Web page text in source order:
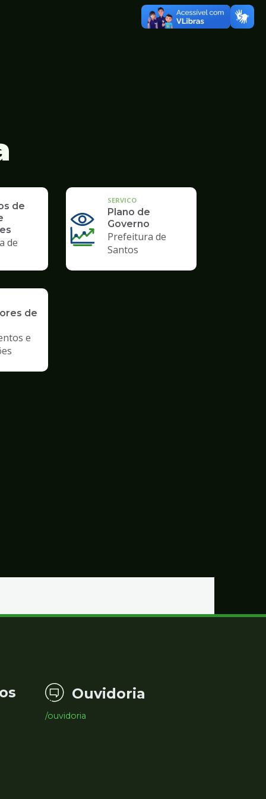
de
de
SERVICO
Plano de
Governo
Prefeitura de
Santos
de
e
Ouvidoria
/ouvidoria